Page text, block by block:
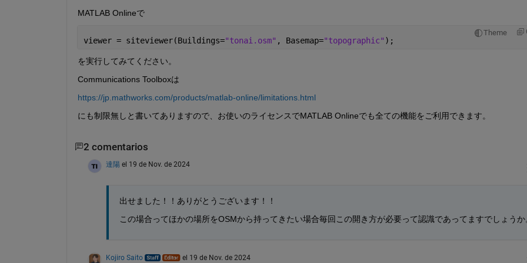
MATLAB Onlineで
Theme
viewer = siteviewer(Buildings="tonai.osm" , Basemap="topographic" );
を実行してみてください。
Communications Toolboxは
https://jp.mathworks.com/products/matlab-online/limitations.html
にも制限無しと書いてありますので、お使いのライセンスでMATLAB Onlineでも全ての機能をご利用できます。
2 comentarios
達陽 el 19 de Nov. de 2024
出せました！！ありがとうございます！！
この場合ってほかの場所をOSMから持ってきたい場合毎回この開き方が必要って認識であってますでしょうか
Kojiro Saito el 19 de Nov. de 2024